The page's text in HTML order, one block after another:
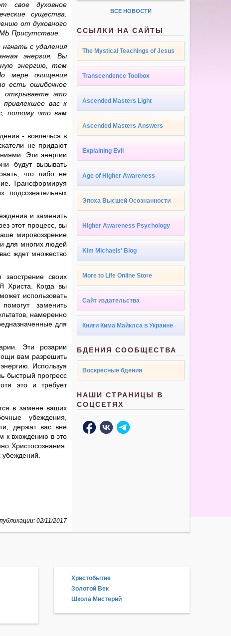
свое духовное
существа.
от духовного
Присутствие.
с удаления
энергия. Вы
энергию, тем
мере очищения
есть ошибочное
открываете это
привлекшее вас к
потому что вам
- вовлечься в
не придают
Эти энергии
будут вызывать
что либо не
Трансформируя
подсознательных
и заменить
этот процесс, вы
мировоззрение
для многих людей
ждет множество
своих
Христа. Когда вы
использовать
заменить
намеренно
для
Эти розарии
вам разрешить
Используя
быстрый прогресс
это и требует
в замене ваших
убеждения,
держат вас вне
к вхождению в это
Христосознания.
убеждений.
02/11/2017
ВСЕ НОВОСТИ
ССЫЛКИ НА САЙТЫ
The Mystical Teachings of Jesus
Transcendence Toolbox
Ascended Masters Light
Ascended Masters Answers
Explaining Evil
Age of Higher Awareness
Эпоха Высшей Осознанности
Higher Awareness Psychology
Kim Michaels' Blog
More to Life Online Store
Сайт издательства
Книги Кима Майклса в Украине
БДЕНИЯ СООБЩЕСТВА
Воскресные бдения
НАШИ СТРАНИЦЫ В
СОЦСЕТЯХ
Христобытие
Золотой Век
Школа Мистерий